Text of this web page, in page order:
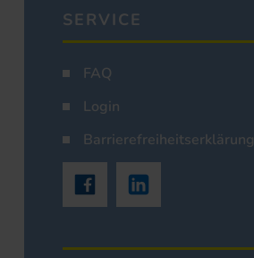
SERVICE
FAQ
Login
Barrierefreiheitserklärung